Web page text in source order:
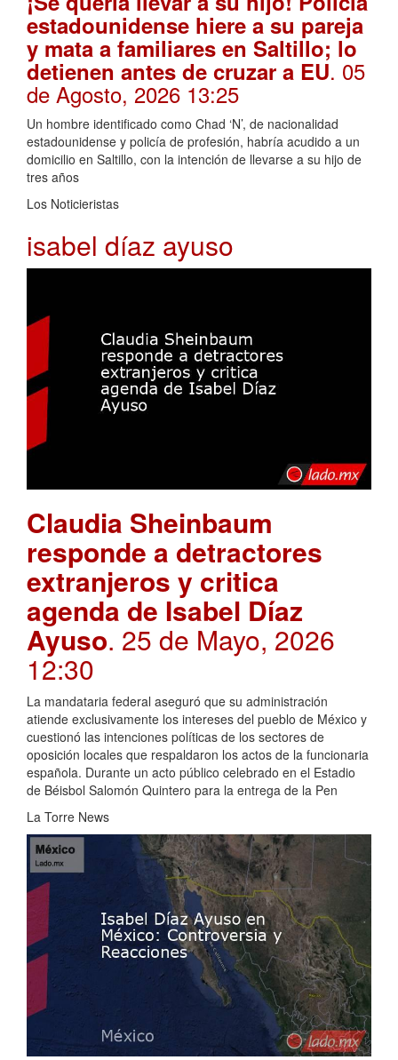
estadounidense hiere a su pareja
y mata a familiares en Saltillo; lo
detienen antes de cruzar a EU. 05
de Agosto, 2026 13:25
Un hombre identificado como Chad ‘N’, de nacionalidad
estadounidense y policía de profesión, habría acudido a un
domicilio en Saltillo, con la intención de llevarse a su hijo de
tres años
Los Noticieristas
isabel díaz ayuso
Claudia Sheinbaum
responde a detractores
extranjeros y critica
agenda de Isabel Díaz
Ayuso. 25 de Mayo, 2026
12:30
La mandataria federal aseguró que su administración
atiende exclusivamente los intereses del pueblo de México y
cuestionó las intenciones políticas de los sectores de
oposición locales que respaldaron los actos de la funcionaria
española. Durante un acto público celebrado en el Estadio
de Béisbol Salomón Quintero para la entrega de la Pen
La Torre News